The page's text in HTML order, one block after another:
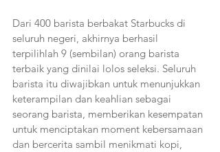
Dari 400 barista berbakat Starbucks di
seluruh negeri, akhirnya berhasil
terpilihlah 9 (sembilan) orang barista
terbaik yang dinilai lolos seleksi. Seluruh
barista itu diwajibkan untuk menunjukkan
keterampilan dan keahlian sebagai
seorang barista, memberikan kesempatan
untuk menciptakan moment kebersamaan
dan bercerita sambil menikmati kopi,